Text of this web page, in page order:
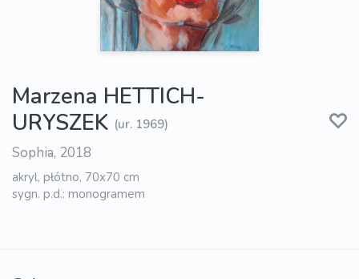
Marzena HETTICH-
URYSZEK (ur. 1969)
Sophia, 2018
akryl, płótno, 70x70 cm
sygn. p.d.: monogramem